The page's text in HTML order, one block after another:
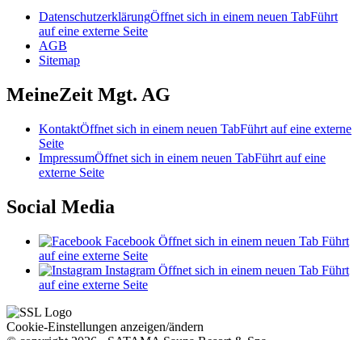
DatenschutzerklärungÖffnet sich in einem neuen TabFührt
auf eine externe Seite
AGB
Sitemap
MeineZeit Mgt. AG
KontaktÖffnet sich in einem neuen TabFührt auf eine externe
Seite
ImpressumÖffnet sich in einem neuen TabFührt auf eine
externe Seite
Social Media
Facebook Öffnet sich in einem neuen Tab Führt
auf eine externe Seite
Instagram Öffnet sich in einem neuen Tab Führt
auf eine externe Seite
Cookie-Einstellungen anzeigen/ändern